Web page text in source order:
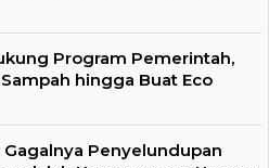
Program Pemerintah,
hingga Buat Eco
Penyelundupan